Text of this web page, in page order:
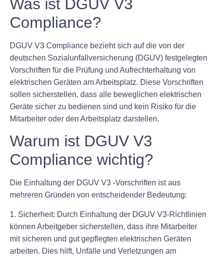
Was ist DGUV V3
Compliance?
DGUV V3 Compliance bezieht sich auf die von der
deutschen Sozialunfallversicherung (DGUV) festgelegten
Vorschriften für die Prüfung und Aufrechterhaltung von
elektrischen Geräten am Arbeitsplatz. Diese Vorschriften
sollen sicherstellen, dass alle beweglichen elektrischen
Geräte sicher zu bedienen sind und kein Risiko für die
Mitarbeiter oder den Arbeitsplatz darstellen.
Warum ist DGUV V3
Compliance wichtig?
Die Einhaltung der DGUV V3 -Vorschriften ist aus
mehreren Gründen von entscheidender Bedeutung:
1. Sicherheit: Durch Einhaltung der DGUV V3-Richtlinien
können Arbeitgeber sicherstellen, dass ihre Mitarbeiter
mit sicheren und gut gepflegten elektrischen Geräten
arbeiten. Dies hilft, Unfälle und Verletzungen am